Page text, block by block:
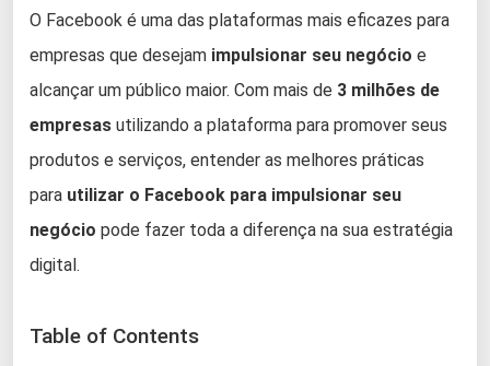
O Facebook é uma das plataformas mais eficazes para
empresas que desejam impulsionar seu negócio e
alcançar um público maior. Com mais de 3 milhões de
empresas utilizando a plataforma para promover seus
produtos e serviços, entender as melhores práticas
para utilizar o Facebook para impulsionar seu
negócio pode fazer toda a diferença na sua estratégia
digital.
Table of Contents